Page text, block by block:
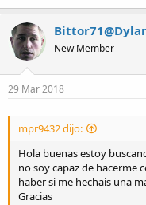
New Member
29 Mar 2018
mpr9432 dijo:
Hola buenas estoy
no soy capaz de hacerme
haber si me hechais una
Gracias